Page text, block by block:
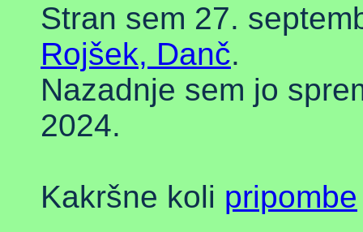
Stran sem 27.
Rojšek, Danč.
Nazadnje sem jo
2024.
Kakršne koli pripombe